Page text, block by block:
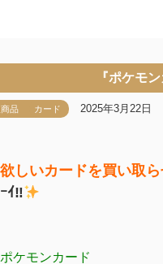
『ポケモ
品 カード 2025年3月22日
欲しいカードを買い取
ｰｲ‼
ポケモンカード